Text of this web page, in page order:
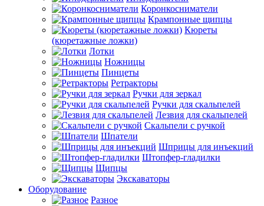
Коронкосниматели
Крампонные щипцы
Кюреты
(кюретажные ложки)
Лотки
Ножницы
Пинцеты
Ретракторы
Ручки для зеркал
Ручки для скальпелей
Лезвия для скальпелей
Скальпели с ручкой
Шпатели
Шприцы для инъекций
Штопфер-гладилки
Щипцы
Экскаваторы
Оборудование
Разное